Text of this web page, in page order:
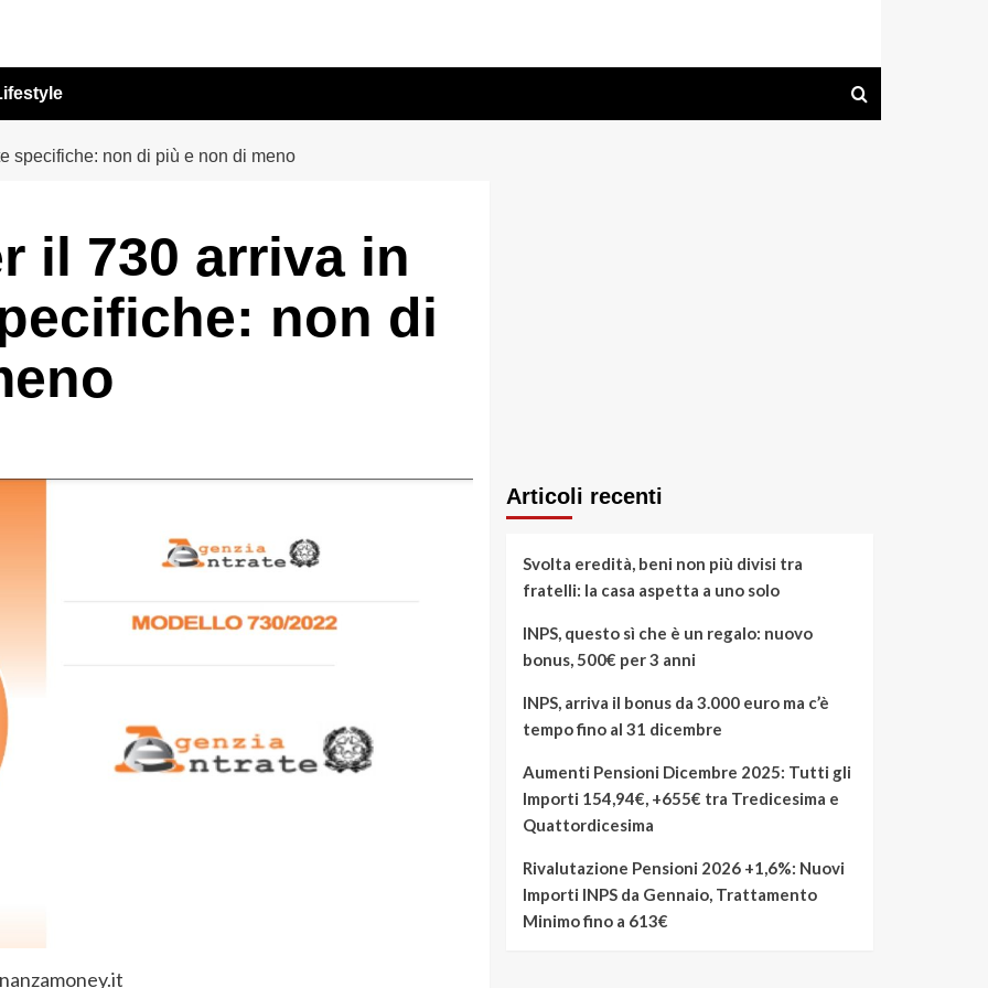
specifiche: non di più e non di meno
il 730 arriva in
non di
Articoli recenti
Svolta eredità, beni non più divisi tra
fratelli: la casa aspetta a uno solo
INPS, questo sì che è un regalo: nuovo
bonus, 500€ per 3 anni
INPS, arriva il bonus da 3.000 euro ma c’è
tempo fino al 31 dicembre
Aumenti Pensioni Dicembre 2025: Tutti gli
Importi 154,94€, +655€ tra Tredicesima e
Quattordicesima
Rivalutazione Pensioni 2026 +1,6%: Nuovi
Importi INPS da Gennaio, Trattamento
Minimo fino a 613€